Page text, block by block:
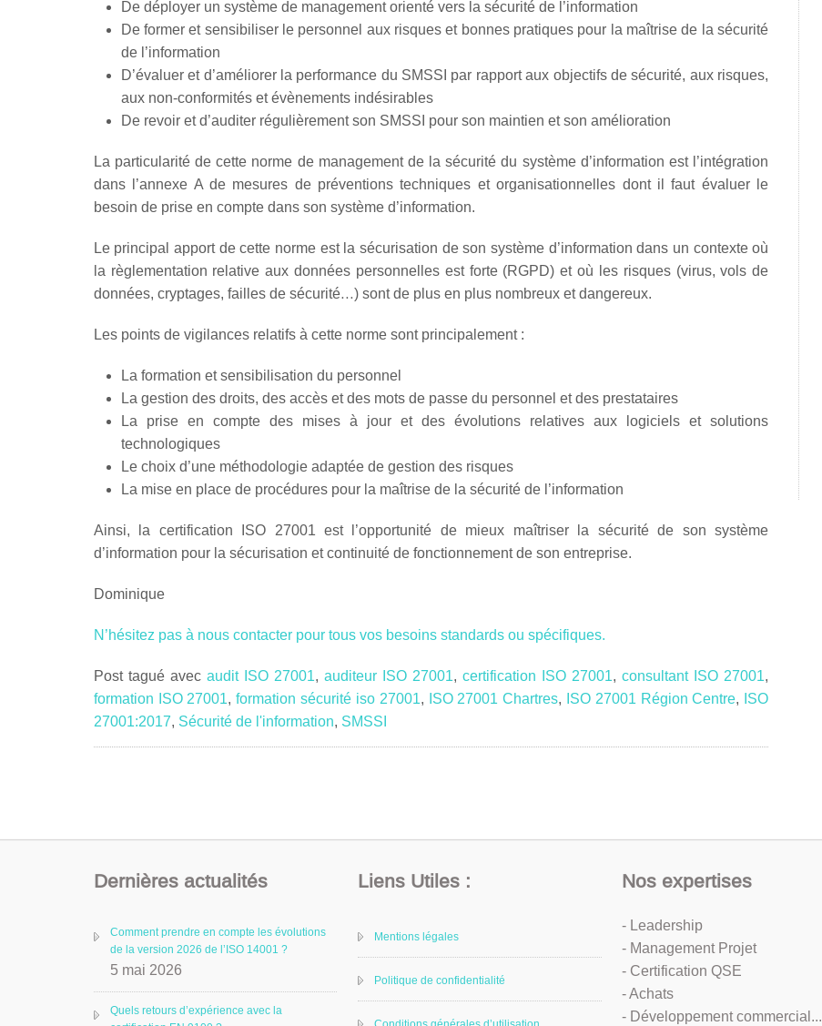
De déployer un système de management orienté vers la sécurité de l’information
De former et sensibiliser le personnel aux risques et bonnes pratiques pour la maîtrise de la sécurité
de l’information
D’évaluer et d’améliorer la performance du SMSSI par rapport aux objectifs de sécurité, aux risques,
aux non-conformités et évènements indésirables
De revoir et d’auditer régulièrement son SMSSI pour son maintien et son amélioration
La particularité de cette norme de management de la sécurité du système d’information est l’intégration
dans l’annexe A de mesures de préventions techniques et organisationnelles dont il faut évaluer le
besoin de prise en compte dans son système d’information.
Le principal apport de cette norme est la sécurisation de son système d’information dans un contexte où
la règlementation relative aux données personnelles est forte (RGPD) et où les risques (virus, vols de
données, cryptages, failles de sécurité…) sont de plus en plus nombreux et dangereux.
Les points de vigilances relatifs à cette norme sont principalement :
La formation et sensibilisation du personnel
La gestion des droits, des accès et des mots de passe du personnel et des prestataires
La prise en compte des mises à jour et des évolutions relatives aux logiciels et solutions
technologiques
Le choix d’une méthodologie adaptée de gestion des risques
La mise en place de procédures pour la maîtrise de la sécurité de l’information
Ainsi, la certification ISO 27001 est l’opportunité de mieux maîtriser la sécurité de son système
d’information pour la sécurisation et continuité de fonctionnement de son entreprise.
Dominique
N’hésitez pas à nous contacter pour tous vos besoins standards ou spécifiques.
Post tagué avec audit ISO 27001, auditeur ISO 27001,certification ISO 27001,consultant ISO 27001,
formation ISO 27001,formation sécurité iso 27001, ISO 27001 Chartres, ISO 27001 Région Centre,
ISO
27001:2017, Sécurité de l'information, SMSSI
Dernières actualités
Comment prendre en compte les évolutions
de la version 2026 de l’ISO 14001 ?
5 mai 2026
Quels retours d’expérience avec la
Liens Utiles :
Mentions légales
Politique de confidentialité
Nos expertises
- Leadership
- Management Projet
- Certification QSE
- Achats
- Développement commercial...